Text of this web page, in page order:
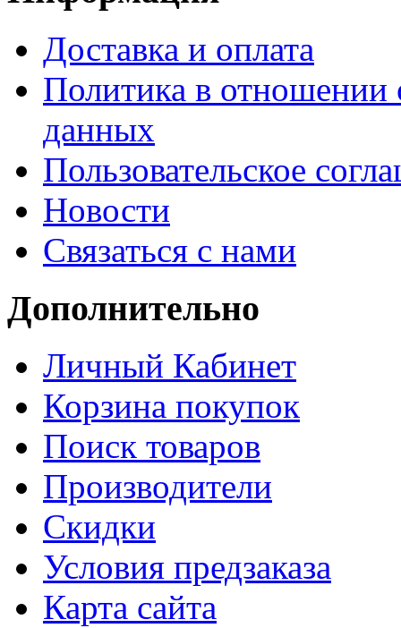
Доставка и оплата
Политика в отношении
данных
Пользовательское
Новости
Связаться с нами
Дополнительно
Личный Кабинет
Корзина покупок
Поиск товаров
Производители
Скидки
Условия предзаказа
Карта сайта